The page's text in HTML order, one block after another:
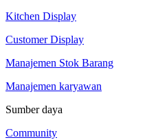
Kitchen Display
Customer Display
Manajemen Stok Barang
Manajemen karyawan
Sumber daya
Community